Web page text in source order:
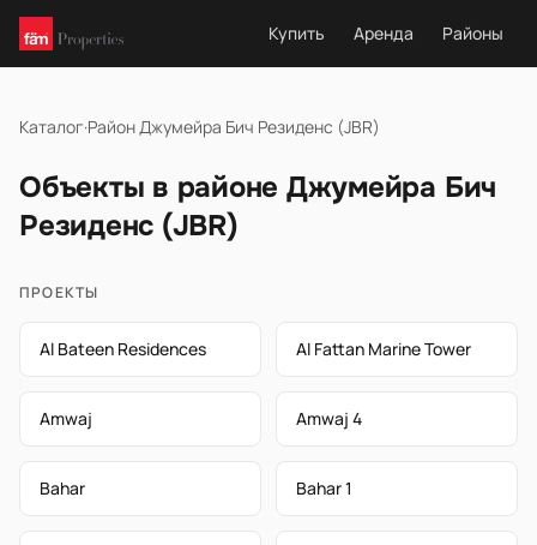
Купить Аренда Районы
Каталог·Район Джумейра Бич Резиденс (JBR)
Объекты в районе Джумейра Бич
Резиденс (JBR)
ПРОЕКТЫ
Al Bateen Residences Al Fattan Marine Tower
Amwaj Amwaj 4
Bahar Bahar 1